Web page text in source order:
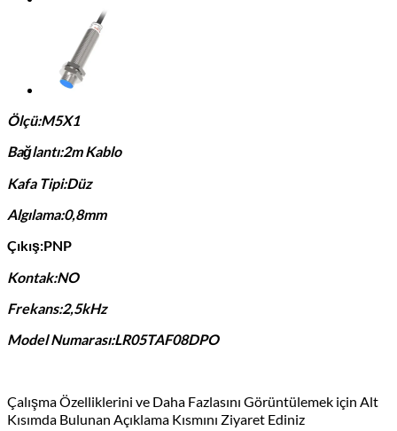
Ölçü:M5X1
Bağlantı:2m Kablo
Kafa Tipi:Düz
Algılama:0,8mm
Çıkış:PNP
Kontak:NO
Frekans:2,5kHz
Model Numarası:LR05TAF08DPO
Çalışma Özelliklerini ve Daha Fazlasını Görüntülemek için Alt
Kısımda Bulunan Açıklama Kısmını Ziyaret Ediniz